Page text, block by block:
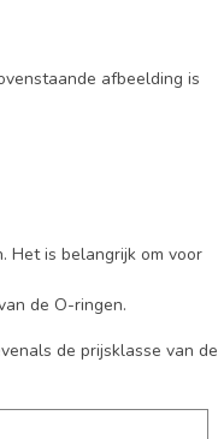
afbeelding is
Het is belangrijk om voor
de O-ringen.
de prijsklasse van de